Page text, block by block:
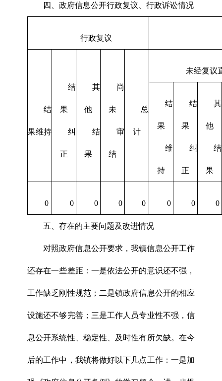
四、政府信息公开行政复议、行政诉讼情况
行政复议
结
果维持
结
果
纠
正
其
他
结
果
尚
未
审
结
总
计
未经复议
结
果
维
持
结
果
纠
正
其
他
结
果
0 0 0 0 0 0 0 0
五、存在的主要问题及改进情况
对照政府信息公开要求，我镇信息公开工作
还存在一些差距：一是依法公开的意识还不强，
工作缺乏刚性规范；二是镇政府信息公开的相应
设施还不够完善；三是工作人员专业性不强，信
息公开系统性、稳定性、及时性有所欠缺。在今
后的工作中，我镇将做好以下几点工作：一是加